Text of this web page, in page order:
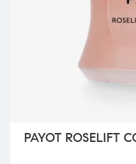
PAYOT ROSELIFT